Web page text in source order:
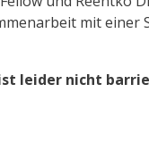
mit einer
leider nicht